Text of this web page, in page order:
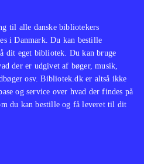
til alle danske bibliotekers
i Danmark. Du kan bestille
dit eget bibliotek. Du kan bruge
der er udgivet af bøger, musik,
osv. Bibliotek.dk er altså ikke
og service over hvad der findes på
du kan bestille og få leveret til dit